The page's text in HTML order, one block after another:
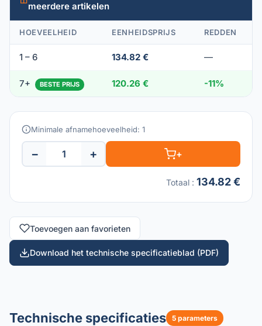
meerdere artikelen
HOEVEELHEID EENHEIDSPRIJS REDDEN
1 – 6 134.82 € —
7+ BESTE PRIJS 120.26 € -11%
Minimale afnamehoeveelheid: 1
− + +
Totaal : 134.82 €
Toevoegen aan favorieten
Download het technische specificatieblad (PDF)
Technische specificaties 5 parameters